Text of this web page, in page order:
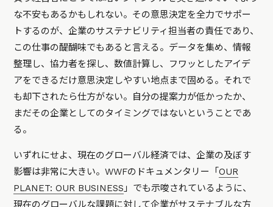
な不安もあるかもしれない。その意思決定を全力でサポー
トするのが、企業のサステナビリティ担当者の責任であり、
この仕事の醍醐味でもあると言える。データを集め、情報
整理し、協力者を探し、数値計算し、フワッとしたアイデ
アをできるだけ意思決定しやすい地点まで固める。それで
も却下されたら仕方がない。自分の提案力が低かったか、
まだその企業としてのタイミングではないということであ
る。
いずれにせよ、現在のグローバル経済では、企業の及ぼす
影響は非常に大きい。WWFのドキュメンタリー「OUR
PLANET: OUR BUSINESS 」でも示唆されているように、
現在のグローバルな課題に対して企業がサステナブルな方